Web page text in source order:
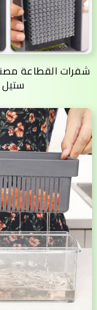
شفرات القطاعة